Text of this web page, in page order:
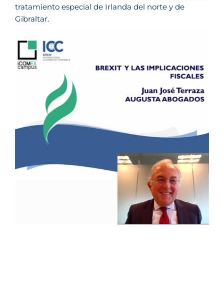
tratamiento especial de Irlanda del norte y de
Gibraltar.